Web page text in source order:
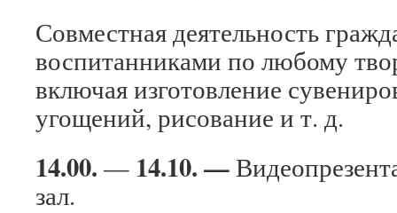
Совместная деятельность
воспитанниками по любому
включая изготовление
угощений, рисование и т. д.
14.00. — 14.10. —
зал.